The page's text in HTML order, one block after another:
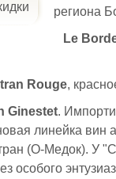
региона
Le
Rouge,
Ginestet.
линейка вин
(О-Медок). У
особого